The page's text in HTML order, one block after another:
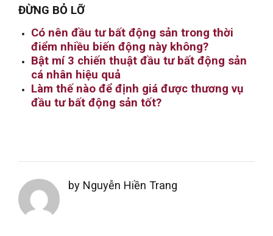
ĐỪNG BỎ LỠ
Có nên đầu tư bất động sản trong thời
điểm nhiều biến động này không?
Bật mí 3 chiến thuật đầu tư bất động sản
cá nhân hiệu quả
Làm thế nào để định giá được thương vụ
đầu tư bất động sản tốt?
by Nguyễn Hiền Trang